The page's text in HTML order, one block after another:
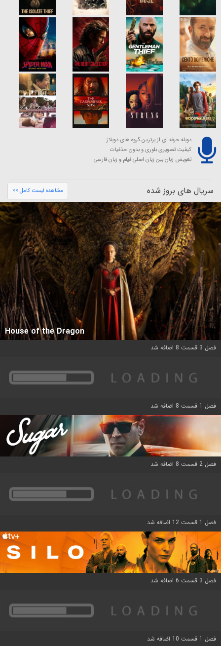
دوبله حرفه ای از برترین گروه های دوبلاژ
کیفیت تصویری بلوری و بدون حذفیات
تعویض زبان بین زبان اصلی فیلم و زبان فارسی
سریال های بروز شده مشاهده لیست کامل >>
House of the Dragon
فصل 3 قسمت 8 اضافه شد
فصل 1 قسمت 8 اضافه شد
فصل 2 قسمت 8 اضافه شد
فصل 1 قسمت 12 اضافه شد
فصل 3 قسمت 6 اضافه شد
فصل 1 قسمت 10 اضافه شد